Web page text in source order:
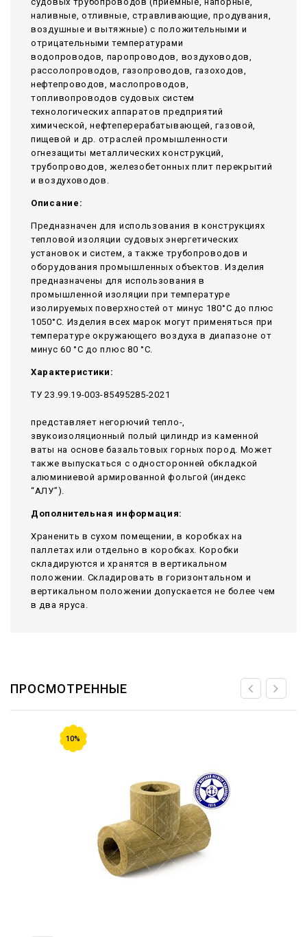
наливные, отливные, стравливающие, продувания,
воздушные и вытяжные) с положительными и
отрицательными температурами
водопроводов, паропроводов, воздуховодов,
рассолопроводов, газопроводов, газоходов,
нефтепроводов, маслопроводов,
топливопроводов судовых систем
технологических аппаратов предприятий
химической, нефтеперерабатывающей, газовой,
пищевой и др. отраслей промышленности
огнезащиты металлических конструкций,
трубопроводов, железобетонных плит перекрытий
и воздуховодов.
Описание:
Предназначен для использования в конструкциях
тепловой изоляции судовых энергетических
установок и систем, а также трубопроводов и
оборудования промышленных объектов. Изделия
предназначены для использования в
промышленной изоляции при температуре
изолируемых поверхностей от минус 180°С до плюс
1050°С. Изделия всех марок могут применяться при
температуре окружающего воздуха в диапазоне от
минус 60 °С до плюс 80 °С.
Характеристики:
ТУ 23.99.19-003-85495285-2021
представляет негорючий тепло-,
звукоизоляционный полый цилиндр из каменной
ваты на основе базальтовых горных пород. Может
также выпускаться с односторонней обкладкой
алюминиевой армированной фольгой (индекс
“АЛУ”).
Дополнительная информация:
Храненить в сухом помещении, в коробках на
паллетах или отдельно в коробках. Коробки
складируются и хранятся в вертикальном
положении. Складировать в горизонтальном и
вертикальном положении допускается не более чем
в два яруса.
ПРОСМОТРЕННЫЕ
10%